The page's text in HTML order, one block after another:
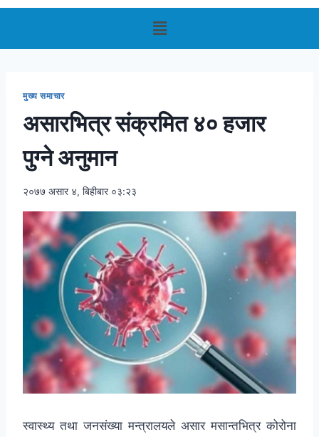
मुख्य समाचार
असारभित्र संक्रमित ४० हजार
पुग्ने अनुमान
२०७७ असार ४, बिहीबार ०३:२३
स्वास्थ्य तथा जनसंख्या मन्त्रालयले असार मसान्तभित्र कोरोना